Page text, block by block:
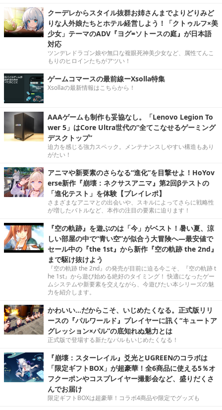
クーデレからスタイル抜群お姉さんまでよりどりみど
りな人外娘たちとホテル経営しよう！「クトゥルフ×美
少女」テーマのADV『ヨグ=ソトースの庭』が日本語
対応
ツンデレドラゴン娘や無口な複眼死神美少女など、属性てんこ
もりのヒロインたちがアツい！
ゲームコマースの最前線ーXsolla特集
Xsollaの最新情報はこちらから！
AAAゲームも制作も妥協なし。「Lenovo Legion To
wer 5」はCore Ultra世代の“全てこなせるゲーミング
デスクトップ”
迫力を感じる強力スペック。メンテナンスしやすい構造もあり
がたい！
アニマや新要素のさらなる“進化”を目撃せよ！HoYov
erse新作『崩壊：ネクサスアニマ』第2回βテストの
「進化テスト」を体験【プレイレポ】
さまざまなアニマとの出会いや、スキルによってさらに戦略性
が増したバトルなど、本作の注目の要素に迫ります！
『空の軌跡』を遊ぶのは「今」がベスト！暑い夏、涼
しい部屋の中で“青い空”が似合う大冒険へ―最安値で
セール中の『the 1st』から新作『空の軌跡 the 2nd』
まで駆け抜けよう
『空の軌跡 the 2nd』の発売が目前に迫る今こそ、『空の軌跡 t
he 1st』から遊び始める絶好のタイミング！ 快適になったゲー
ムシステムや新要素を交えながら、今遊びたい本シリーズの魅
力を紹介します。
かわいい…だからこそ、いじめたくなる。正式版リリ
ースの『パルワールド』プレイヤーに訊く“キュートア
グレッション×パル”の底知れぬ魅力とは
正式版で登場する新たなパルもいじめたくなる！
『崩壊：スターレイル』爻光とUGREENのコラボは
「限定ギフトBOX」が超豪華！全6商品に使える5％オ
フクーポンやコスプレイヤー撮影会など、盛りだくさ
んでお届け
限定ギフトBOXは超豪華！コラボ4商品や限定でグッズも